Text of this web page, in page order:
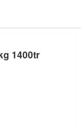
1400tr